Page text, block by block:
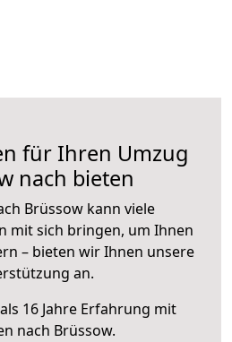
für Ihren Umzug
nach bieten
Brüssow kann viele
mit sich bringen, um Ihnen
– bieten wir Ihnen unsere
an.
16 Jahre Erfahrung mit
nach Brüssow.